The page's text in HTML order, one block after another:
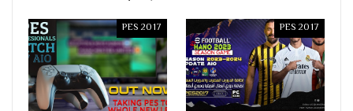
PES 2017
PES 2017